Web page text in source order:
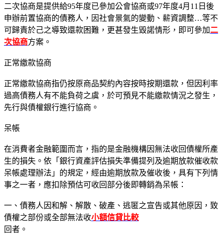
二次協商是提供給95年度已參加公會協商或97年度4月11日後
申辦前置協商的債務人，因社會景氣的變動、薪資調整…等不
可歸責於己之導致還款困難，更甚發生毀諾情形，即可參加二
次協商方案。
正常繳款協商
正常繳款協商指仍按原商品契約內容按時按期還款，但因利率
過高債務人有不能負荷之虞，於可預見不能繳款情況之發生，
先行與債權銀行進行協商。
呆帳
在消費者金融範圍而言，指的是金融機構因無法收回債權所產
生的損失。依「銀行資產評估損失準備提列及逾期放款催收款
呆帳處理辦法」的規定，經由逾期放款及催收後，具有下列情
事之一者，應扣除預估可收回部分後即轉銷為呆帳：
一、債務人因和解、解散、破產、逃匿之宣告或其他原因，致
債權之部份或全部無法收小額信貸比較
回者。